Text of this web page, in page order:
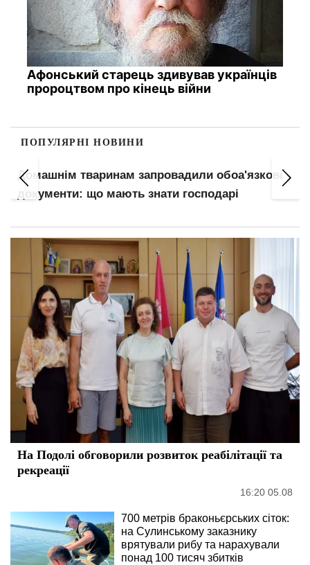
Афонський старець здивував українців
пророцтвом про кінець війни
ПОПУЛЯРНІ НОВИНИ
Оренда в Києві: на Лук'янівці та Дарниці житло
не здають навіть за низькими цінами
На Подолі обговорили розвиток реабілітації та
рекреації
16:20 05.08
700 метрів браконьєрських сіток:
на Сулинському заказнику
врятували рибу та нарахували
понад 100 тисяч збитків